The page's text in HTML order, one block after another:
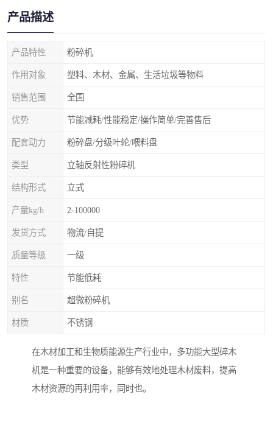
产品描述
产品特性 粉碎机
作用对象 塑料、木材、金属、生活垃圾等物料
销售范围 全国
优势 节能减耗/性能稳定/操作简单/完善售后
配套动力 粉碎盘/分级叶轮/喂料盘
类型 立轴反射性粉碎机
结构形式 立式
产量kg/h 2-100000
发货方式 物流/自提
质量等级 一级
特性 节能低耗
别名 超微粉碎机
材质 不锈钢
在木材加工和生物质能源生产行业中，多功能大型碎木
机是一种重要的设备，能够有效地处理木材废料，提高
木材资源的再利用率，同时也。